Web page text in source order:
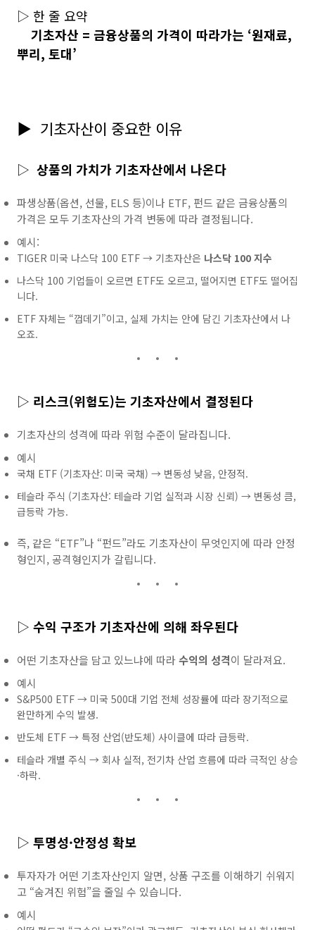
▷ 한 줄 요약
기초자산 = 금융상품의 가격이 따라가는 ‘원재료,
뿌리, 토대’
▶ 기초자산이 중요한 이유
▷ 상품의 가치가 기초자산에서 나온다
파생상품(옵션, 선물, ELS 등)이나 ETF, 펀드 같은 금융상품의
가격은 모두 기초자산의 가격 변동에 따라 결정됩니다.
예시:
TIGER 미국 나스닥 100 ETF → 기초자산은 나스닥 100 지수
나스닥 100 기업들이 오르면 ETF도 오르고, 떨어지면 ETF도 떨어집
니다.
ETF 자체는 “껍데기”이고, 실제 가치는 안에 담긴 기초자산에서 나
오죠.
▷ 리스크(위험도)는 기초자산에서 결정된다
기초자산의 성격에 따라 위험 수준이 달라집니다.
예시
국채 ETF (기초자산: 미국 국채) → 변동성 낮음, 안정적.
테슬라 주식 (기초자산: 테슬라 기업 실적과 시장 신뢰) → 변동성 큼,
급등락 가능.
즉, 같은 “ETF”나 “펀드”라도 기초자산이 무엇인지에 따라 안정
형인지, 공격형인지가 갈립니다.
▷ 수익 구조가 기초자산에 의해 좌우된다
어떤 기초자산을 담고 있느냐에 따라수익의 성격이 달라져요.
예시
S&P500 ETF → 미국 500대 기업 전체 성장률에 따라 장기적으로
완만하게 수익 발생.
반도체 ETF → 특정 산업(반도체) 사이클에 따라 급등락.
테슬라 개별 주식 → 회사 실적, 전기차 산업 흐름에 따라 극적인 상승
·하락.
▷ 투명성·안정성 확보
투자자가 어떤 기초자산인지 알면, 상품 구조를 이해하기 쉬워지
고 “숨겨진 위험”을 줄일 수 있습니다.
예시